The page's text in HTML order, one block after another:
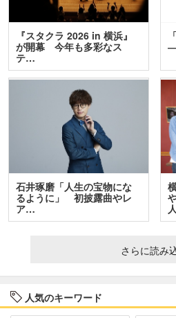
『スタクラ 2026 in 横浜』
が開幕 今年も多彩なス
テ…
石井琢磨「人生の宝物にな
るように」 初披露曲やレ
ア…
さらに読み
人気のキーワード